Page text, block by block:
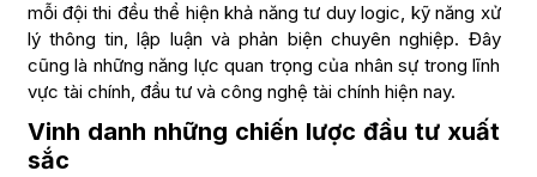
mỗi đội thi đều thể hiện khả năng tư duy logic, kỹ năng xử
lý thông tin, lập luận và phản biện chuyên nghiệp. Đây
cũng là những năng lực quan trọng của nhân sự trong lĩnh
vực tài chính, đầu tư và công nghệ tài chính hiện nay.
Vinh danh những chiến lược đầu tư xuất
sắc